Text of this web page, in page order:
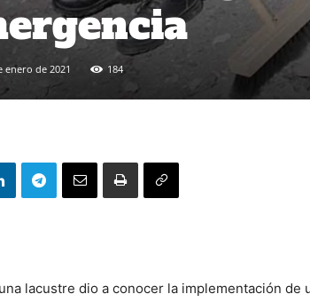
enero de 2021 184
lacustre dio a conocer la implementación de